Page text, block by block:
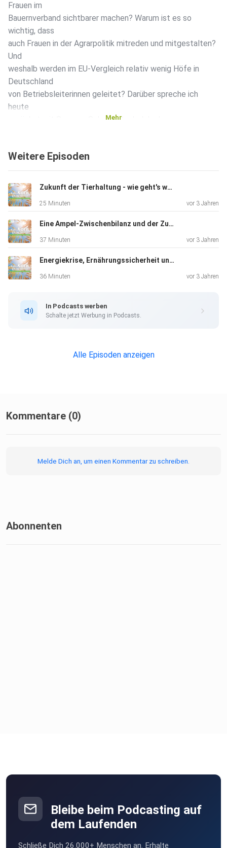
Frauen im
Bauernverband sichtbarer machen? Warum ist es so
wichtig, dass
auch Frauen in der Agrarpolitik mitreden und mitgestalten?
Und
weshalb werden im EU-Vergleich relativ wenig Höfe in
Deutschland
von Betriebsleiterinnen geleitet? Darüber spreche ich
heute
zunächst mit Susanne Schulze Bockeloh, der
landwirtschaftlichen Unternehmerinnen, Christina
Katrin Beberhold, die sich in dem neu gegründeten
DBV-Fachausschuss engagieren, der es sich zur Aufgabe
gemacht
hat, Frauen im Bauernverband zu stärken.
Mehr
Weitere Episoden
Zukunft der Tierhaltung - wie geht's weiter?
25 Minuten vor 3 Jahren
Eine Ampel-Zwischenbilanz und der Zukunftsbauer-Prozess
37 Minuten vor 3 Jahren
Energiekrise, Ernährungssicherheit und EU-Pläne zum Pflanzenschutz
36 Minuten vor 3 Jahren
In Podcasts werben
Schalte jetzt Werbung in Podcasts.
Alle Episoden anzeigen
Kommentare (0)
Melde Dich an, um einen Kommentar zu schreiben.
Abonnenten
Bleibe beim Podcasting auf
dem Laufenden
Schließe Dich 26.000+ Menschen an. Erhalte